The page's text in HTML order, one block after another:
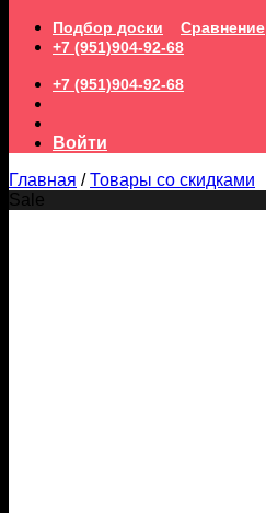
Подбор доски Сравнение
+7 (951)904-92-68
+7 (951)904-92-68
Войти
Главная / Товары со скидками
Sale